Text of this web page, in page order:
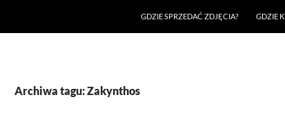
GDZIE SPRZEDAĆ ZDJĘCIA? GDZIE
Archiwa tagu: Zakynthos